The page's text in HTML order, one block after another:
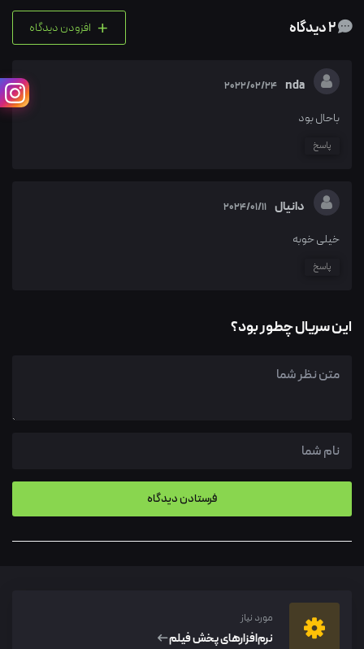
+ افزودن دیدگاه
nda
2022/02/24
باحال بود
پاسخ
دانیال 2024/01/11
خیلی خوبه
پاسخ
این سریال چطور بود؟
مورد نیاز
نرم‌افزار‌های پخش فیلم